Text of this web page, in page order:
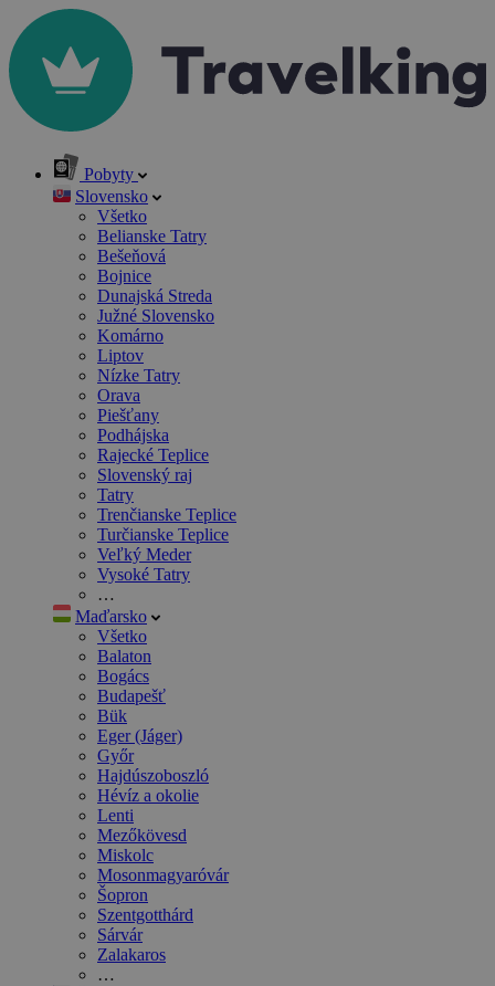
Pobyty
Slovensko
Všetko
Belianske Tatry
Bešeňová
Bojnice
Dunajská Streda
Južné Slovensko
Komárno
Liptov
Nízke Tatry
Orava
Piešťany
Podhájska
Rajecké Teplice
Slovenský raj
Tatry
Trenčianske Teplice
Turčianske Teplice
Veľký Meder
Vysoké Tatry
…
Maďarsko
Všetko
Balaton
Bogács
Budapešť
Bük
Eger (Jáger)
Győr
Hajdúszoboszló
Hévíz a okolie
Lenti
Mezőkövesd
Miskolc
Mosonmagyaróvár
Šopron
Szentgotthárd
Sárvár
Zalakaros
…